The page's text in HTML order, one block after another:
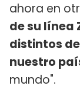
ahora en
de su línea
distintos
nuestro
mundo".